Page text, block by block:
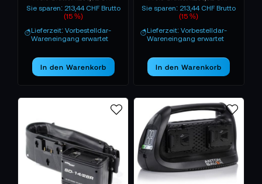
Sie sparen: 213,44 CHF Brutto
(15 %)
Lieferzeit: Vorbestelldar-
Wareneingang erwartet
In den Warenkorb
Sie sparen: 213,44 CHF Brutto
(15 %)
Lieferzeit: Vorbestelldar-
Wareneingang erwartet
In den Warenkorb